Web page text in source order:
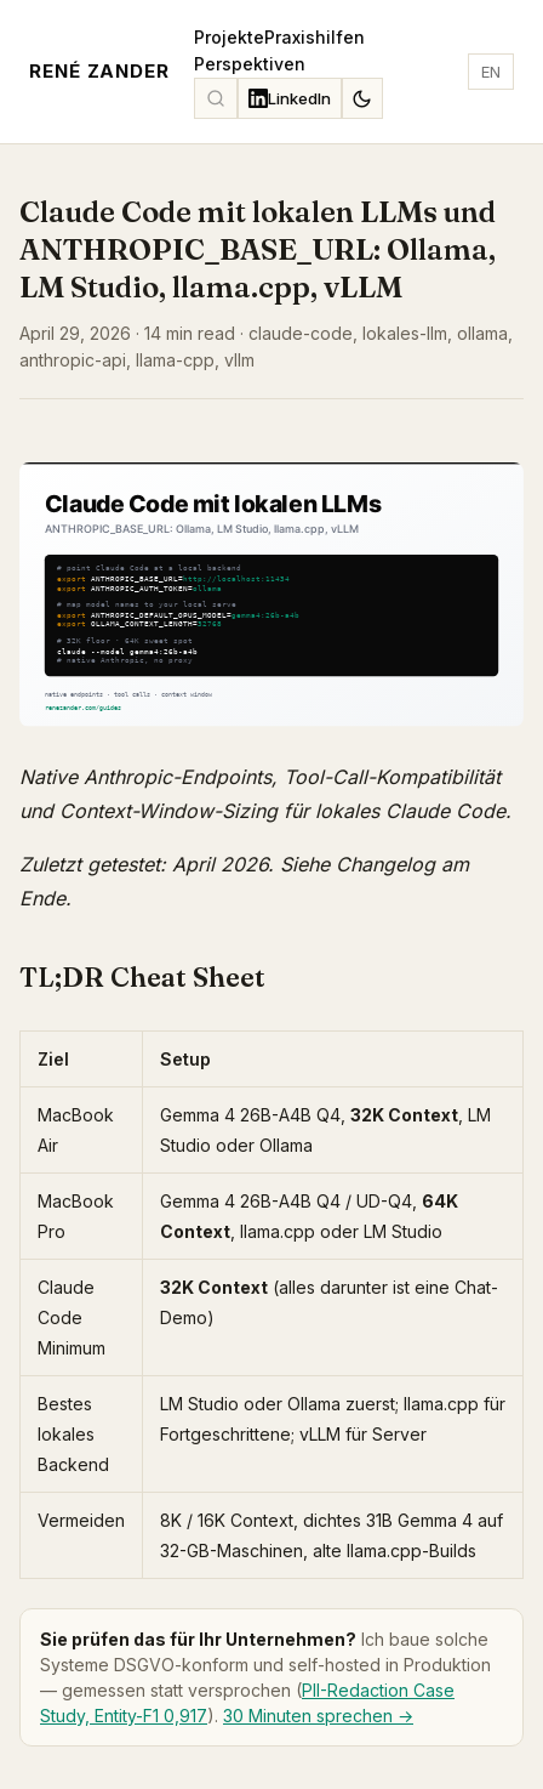
RENÉ ZANDER
ProjektePraxishilfen
Perspektiven
LinkedIn
EN
Claude Code mit lokalen LLMs und
ANTHROPIC_BASE_URL: Ollama,
LM Studio, llama.cpp, vLLM
April 29, 2026 · 14 min read · claude-code, lokales-llm, ollama,
anthropic-api, llama-cpp, vllm
Native Anthropic-Endpoints, Tool-Call-Kompatibilität
und Context-Window-Sizing für lokales Claude Code.
Zuletzt getestet: April 2026. Siehe Changelog am
Ende.
TL;DR Cheat Sheet
Ziel Setup
MacBook
Air
Gemma 4 26B-A4B Q4, 32K Context , LM
Studio oder Ollama
MacBook
Pro
Gemma 4 26B-A4B Q4 / UD-Q4, 64K
Context , llama.cpp oder LM Studio
Claude
Code
Minimum
32K Context (alles darunter ist eine Chat-
Demo)
Bestes
lokales
Backend
LM Studio oder Ollama zuerst; llama.cpp für
Fortgeschrittene; vLLM für Server
Vermeiden
8K / 16K Context, dichtes 31B Gemma 4 auf
32-GB-Maschinen, alte llama.cpp-Builds
Sie prüfen das für Ihr Unternehmen? Ich baue solche
Systeme DSGVO-konform und self-hosted in Produktion
— gemessen statt versprochen (PII-Redaction Case
Study, Entity-F1 0,917). 30 Minuten sprechen →